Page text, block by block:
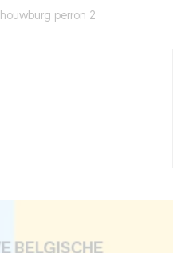
perron 2